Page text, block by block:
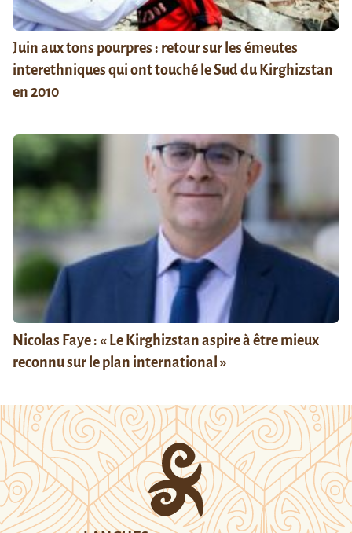
Juin aux tons pourpres : retour sur les émeutes
interethniques qui ont touché le Sud du Kirghizstan
en 2010
Nicolas Faye : « Le Kirghizstan aspire à être mieux
reconnu sur le plan international »